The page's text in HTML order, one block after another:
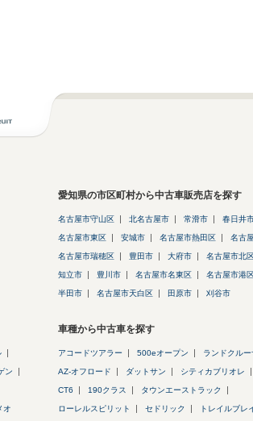
愛知県の市区町村から中古車販売店を探す
名古屋市守山区 北名古屋市 常滑市 春日井
名古屋市東区 安城市 名古屋市熱田区 名古
名古屋市瑞穂区 豊田市 大府市 名古屋市北
知立市 豊川市 名古屋市名東区 名古屋市港
半田市 名古屋市天白区 田原市 刈谷市
ン
オ
車種から中古車を探す
アコードツアラー 500eオープン ランドクル
AZ-オフロード ダットサン シティカブリオレ
CT6 190クラス タウンエーストラック
ローレルスピリット セドリック トレイルブレ